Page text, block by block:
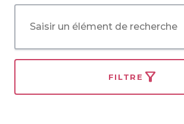
FILTRE